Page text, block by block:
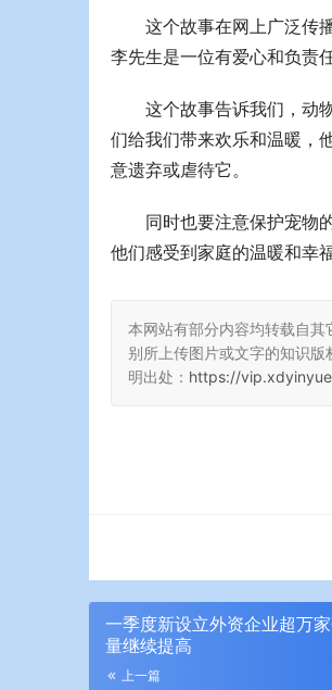
这个故事在网上广泛传
李先生是一位有爱心和负责
这个故事告诉我们，动
们给我们带来欢乐和温暖，
意遗弃或虐待它。
同时也要注意保护宠物
他们感受到家庭的温暖和幸福
本网站有部分内容均转载自
别所上传图片或文字的知识
明出处： https://
一季度新设立外资企业超万
量继续提高
上一篇